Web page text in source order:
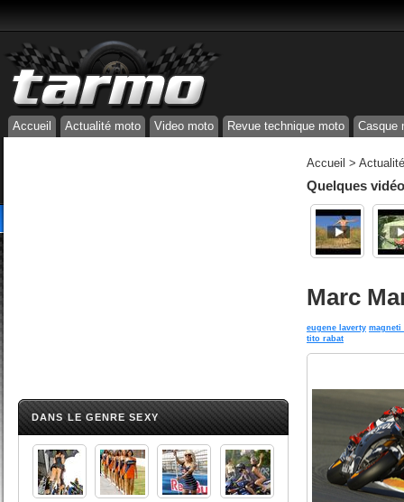
Accueil Actualité moto Video moto Revue technique moto Casque
DANS LE GENRE SEXY
Accueil >
Quelques
Marc
eugene laverty magneti
tito rabat